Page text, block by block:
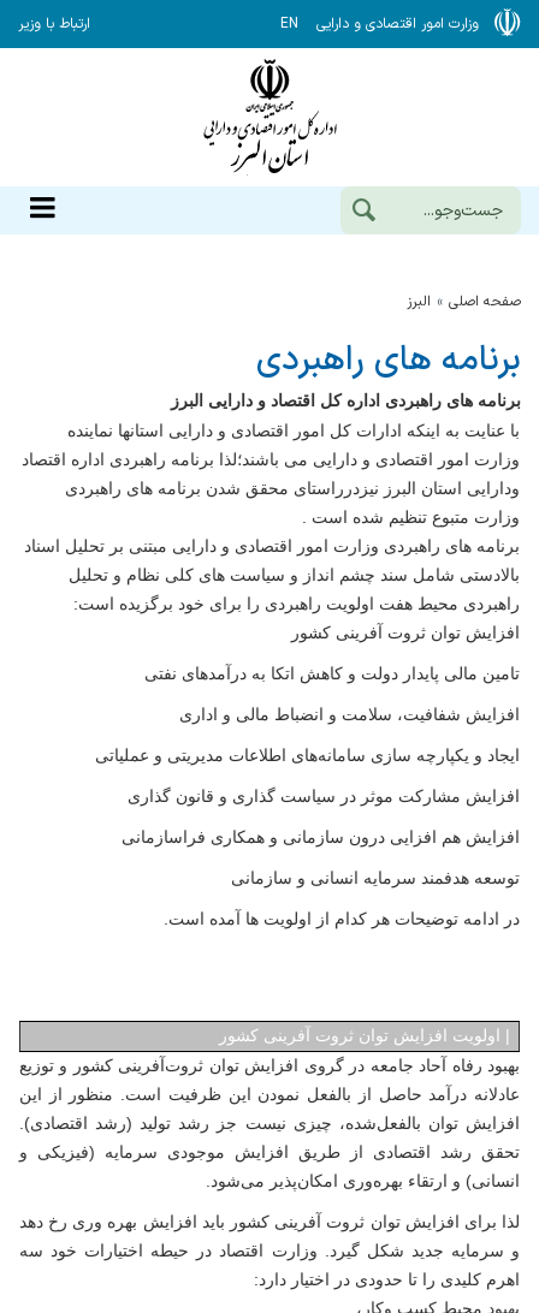
وزارت امور اقتصادی و دارایی EN ارتباط با وزیر
صفحه اصلی البرز
برنامه های راهبردی
برنامه های راهبردی اداره کل اقتصاد و دارایی البرز
با عنایت به اینکه ادارات کل امور اقتصادی و دارایی استانها نماینده
وزارت امور اقتصادی و دارایی می باشند؛لذا برنامه راهبردی اداره اقتصاد
ودارایی استان البرز نیزدرراستای محقق شدن برنامه های راهبردی
وزارت متبوع تنظیم شده است .
برنامه های راهبردی وزارت امور اقتصادی و دارایی مبتنی بر تحلیل اسناد
بالادستی شامل سند چشم انداز و سیاست های کلی نظام و تحلیل
راهبردی محیط هفت اولویت راهبردی را برای خود برگزیده است:
افزایش توان ثروت آفرینی کشور
تامین مالی پایدار دولت و کاهش اتکا به درآمدهای نفتی
افزایش شفافیت، سلامت و انضباط مالی و اداری
ایجاد و یکپارچه سازی سامانه‌های اطلاعات مدیریتی و عملیاتی
افزایش مشارکت موثر در سیاست گذاری و قانون گذاری
افزایش هم افزایی درون سازمانی و همکاری فراسازمانی
توسعه هدفمند سرمایه انسانی و سازمانی
در ادامه توضیحات هر کدام از اولویت ها آمده است.
| اولویت افزایش توان ثروت آفرینی کشور
بهبود رفاه آحاد جامعه در گروی افزایش توان ثروت‌آفرینی کشور و توزیع
عادلانه درآمد حاصل از بالفعل نمودن این ظرفیت است. منظور از این
افزایش توان بالفعل‌شده، چیزی نیست جز رشد تولید (رشد اقتصادی).
تحقق رشد اقتصادی از طریق افزایش موجودی سرمایه (فیزیکی و
انسانی) و ارتقاء بهره‌وری امکان‌پذیر می‌شود.
لذا برای افزایش توان ثروت آفرینی کشور باید افزایش بهره وری رخ دهد
و سرمایه جدید شکل گیرد. وزارت اقتصاد در حیطه اختیارات خود سه
اهرم کلیدی را تا حدودی در اختیار دارد:
بهبود محیط کسب وکار،